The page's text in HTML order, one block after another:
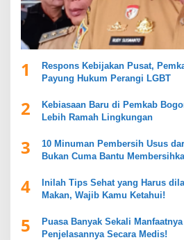
1
Respons Kebijakan Pusat,
Payung Hukum Perangi LGBT
2
Kebiasaan Baru di Pemkab
Lebih Ramah Lingkungan
3
10 Minuman Pembersih Usus
Bukan Cuma Bantu
4
Inilah Tips Sehat yang Harus
Makan, Wajib Kamu Ketahui!
5
Puasa Banyak Sekali
Penjelasannya Secara Medis!